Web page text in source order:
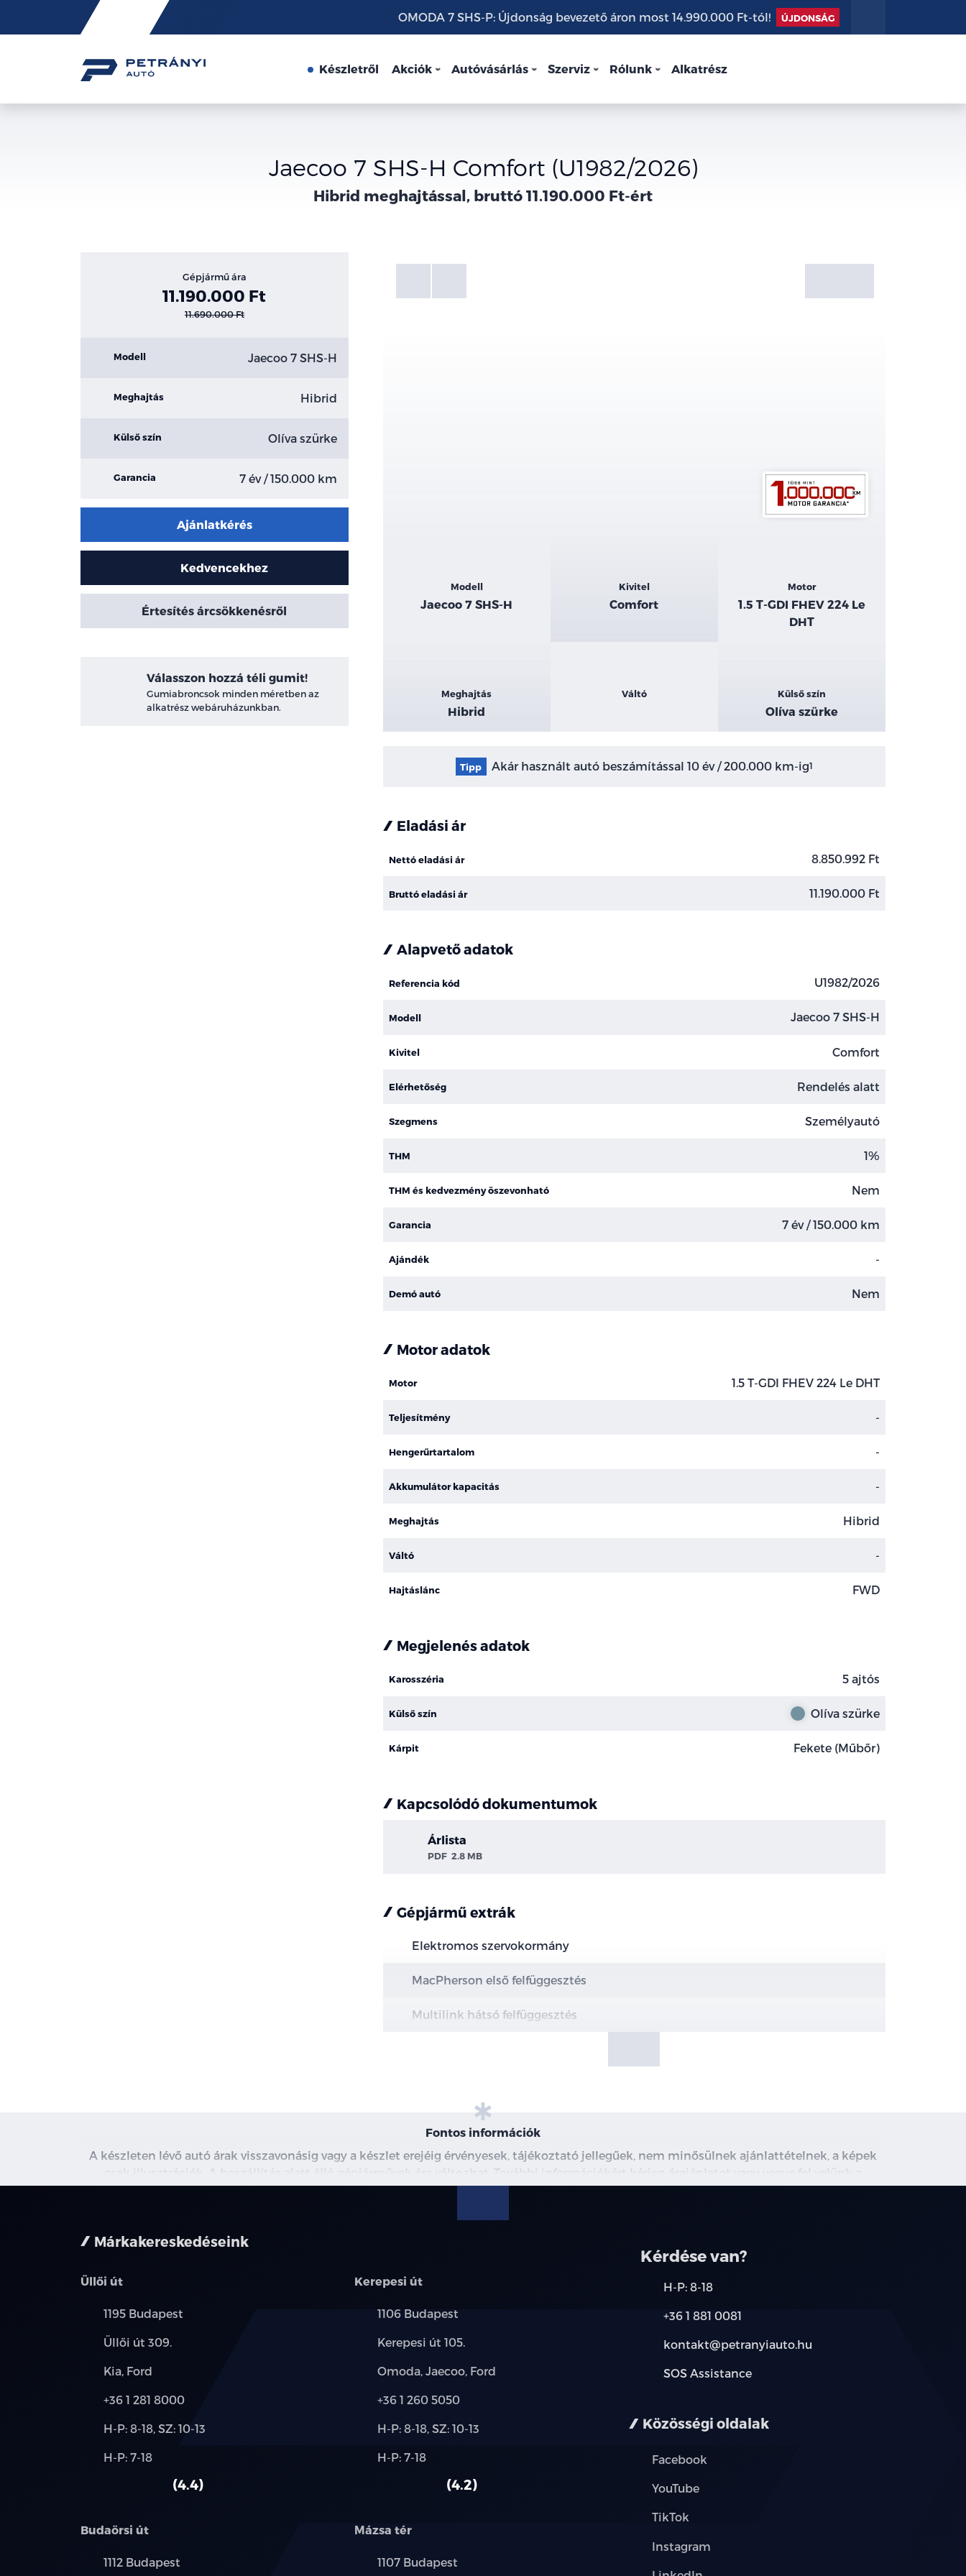
Friss
hírek
OMODA 7 SHS-P: Újdonság bevezető áron most 14.990.000 Ft-tól! ÚJDONSÁG
Készletről Akciók Autóvásárlás Szerviz Rólunk Alkatrész
Jaecoo 7 SHS-H Comfort (U1982/2026)
Hibrid meghajtással, bruttó 11.190.000 Ft-ért
Gépjármű ára
11.190.000 Ft
11.690.000 Ft
Modell Jaecoo 7 SHS-H
Meghajtás Hibrid
Külső szín Olíva szürke
Garancia 7 év / 150.000 km
Ajánlatkérés
Kedvencekhez
Értesítés árcsökkenésről
Válasszon hozzá téli gumit!
Gumiabroncsok minden méretben az
alkatrész webáruházunkban.
Galéria
Kiemelt
adatok
Modell
Jaecoo 7 SHS-H
Kivitel
Comfort
Motor
1.5 T-GDI FHEV 224 Le
DHT
Meghajtás
Hibrid
Váltó Külső szín
Olíva szürke
Tipp Akár használt autó beszámítással 10 év / 200.000 km-ig1
Eladási ár
Nettó eladási ár 8.850.992 Ft
Bruttó eladási ár 11.190.000 Ft
Alapvető adatok
Referencia kód U1982/2026
Modell Jaecoo 7 SHS-H
Kivitel Comfort
Elérhetőség Rendelés alatt
Szegmens Személyautó
THM 1%
THM és kedvezmény öszevonható Nem
Garancia 7 év / 150.000 km
Ajándék -
Demó autó Nem
Motor adatok
Motor 1.5 T-GDI FHEV 224 Le DHT
Teljesítmény -
Hengerűrtartalom -
Akkumulátor kapacitás -
Meghajtás Hibrid
Váltó -
Hajtáslánc FWD
Megjelenés adatok
Karosszéria 5 ajtós
Külső szín Olíva szürke
Kárpit Fekete (Műbőr)
Kapcsolódó dokumentumok
Árlista
PDF 2.8 MB
Gépjármű extrák
Elektromos szervokormány
MacPherson első felfüggesztés
Multilink hátsó felfüggesztés
19" könnyűfém keréktárcsák
Abroncsok (Kumho)
Defektjavító készlet
Magasságban állítható biztonsági öv rögzítési pontok az első üléssorban
Három pontos biztonsági öv rendszer az első üléssorban, övfeszítőfel és överő
Három pontos biztonsági övek a hátsó üléssorban, övfeszítővel ls överő
korlátozóval
Légzsákok (vezető- és utasoldali, első oldallégzsákok, függönylégzsákok, középső
Mechanikus gyerekzár
Fontos információk
A készleten lévő autó árak visszavonásig vagy a készlet erejéig érvényesek, tájékoztató jellegűek, nem minősülnek ajánlattételnek, a képek
csak illusztrációk. A beszállítás alatt álló gépjárművek ára változhat. További információkért kérjen árajánlatot vagy vegye fel velünk a
kapcsolatot. A használt autó beszámítás részleteiről, kérjük, érdeklődjön munkatársainknál. A meghirdetett induló THM tájékoztató jellegű,
Márkakereskedéseink
Üllői út
Település:
1195 Budapest
Cím:
Üllői út 309.
Márkák:
Kia, Ford
Telefon:
+36 1 281 8000
Új-
használt
H-P: 8-18, SZ: 10-13
Alkatrész,
H-P: 7-18
4.4
Kerepesi út
Település:
1106 Budapest
Cím:
Kerepesi út 105.
Márkák:
Omoda, Jaecoo, Ford
Telefon:
+36 1 260 5050
Új-
használt
H-P: 8-18, SZ: 10-13
Alkatrész,
H-P: 7-18
4.2
Budaörsi út
Település:
1112 Budapest
Mázsa tér
Település:
1107 Budapest
Kérdése van?
H-P: 8-18
+36 1 881 0081
kontakt@petranyiauto.hu
SOS Assistance
Közösségi oldalak
Facebook
YouTube
TikTok
Instagram